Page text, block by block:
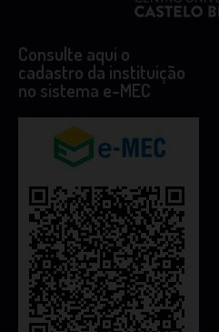
Consulte aqui o
cadastro da instituição
no sistema e-MEC